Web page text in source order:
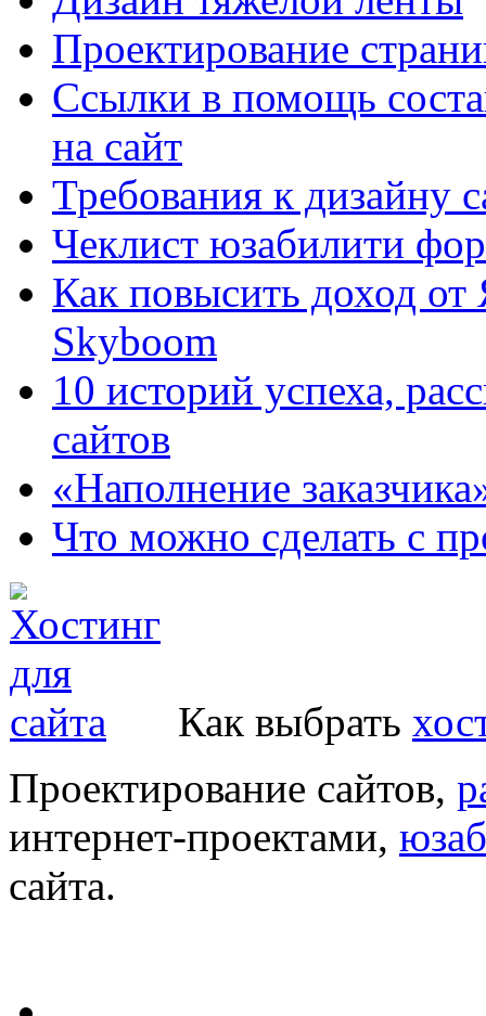
Проектирование
Ссылки в помощь
на сайт
Требования к дизайну
Чеклист юзабилити
Как повысить доход
Skyboom
10 историй успеха,
сайтов
«Наполнение
Что можно сделать с
Как выбрать
Проектирование сайтов,
интернет-проектами,
сайта.